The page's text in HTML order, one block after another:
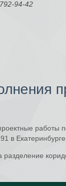
792-94-42
работы
в